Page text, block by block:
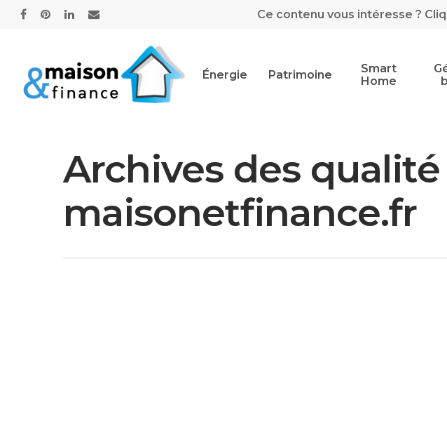
Ce contenu vous intéresse ?
Hit enter to search or ESC to close
Énergie Patrimoine
Smart
Home
Archives des
maisonetfinance.fr